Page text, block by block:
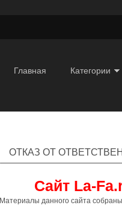
Главная Категории
ОТКАЗ ОТ
Сайт La-
Материалы данного сайта